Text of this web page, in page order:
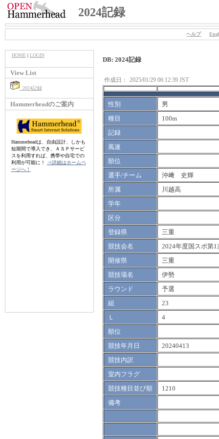
2024記録
ヘルプ
HOME| LOGIN
View List
2024記録
Hammerheadのご案内
Hammerheadは、自由設計、しかも
短期間で導入でき、ＡＳＰサービ
スを利用すれば、携帯や自宅での
利用が可能に！
⇒詳細はホームペ
ージへ！
DB: 2024記録
作成日： 2025/01/29 06:12:39 JST
性別
男
種目
100m
記録
風速
順位
選手/チーム
沖﨑 史輝
所属
川越高
学年
区分
登録県
三重
競技会名
2024年度国スポ第1
開催県
三重
競技場名
伊勢
ラウンド
予選
組
23
Ｌ
4
順位
競技年月日
20240413
競技内訳
室内フラグ
競技種目並び順
1210
備考